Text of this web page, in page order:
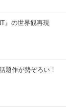
』の世界観再現
題作が勢ぞろい！